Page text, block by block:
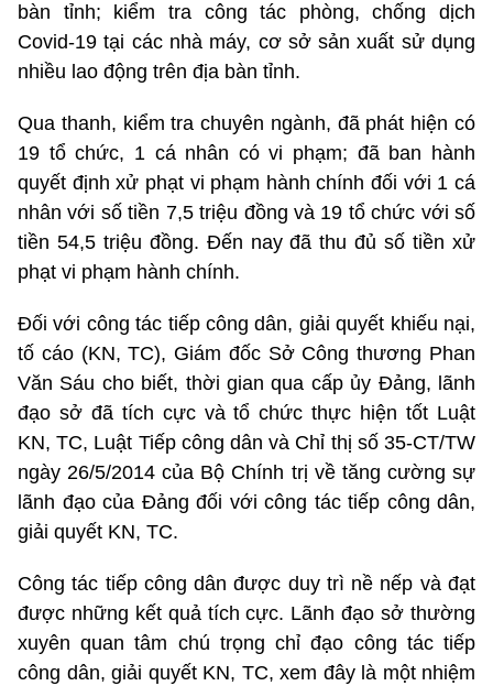
bàn tỉnh; kiểm tra công tác phòng, chống dịch
Covid-19 tại các nhà máy, cơ sở sản xuất sử dụng
nhiều lao động trên địa bàn tỉnh.
Qua thanh, kiểm tra chuyên ngành, đã phát hiện có
19 tổ chức, 1 cá nhân có vi phạm; đã ban hành
quyết định xử phạt vi phạm hành chính đối với 1 cá
nhân với số tiền 7,5 triệu đồng và 19 tổ chức với số
tiền 54,5 triệu đồng. Đến nay đã thu đủ số tiền xử
phạt vi phạm hành chính.
Đối với công tác tiếp công dân, giải quyết khiếu nại,
tố cáo (KN, TC), Giám đốc Sở Công thương Phan
Văn Sáu cho biết, thời gian qua cấp ủy Đảng, lãnh
đạo sở đã tích cực và tổ chức thực hiện tốt Luật
KN, TC, Luật Tiếp công dân và Chỉ thị số 35-CT/TW
ngày 26/5/2014 của Bộ Chính trị về tăng cường sự
lãnh đạo của Đảng đối với công tác tiếp công dân,
giải quyết KN, TC.
Công tác tiếp công dân được duy trì nề nếp và đạt
được những kết quả tích cực. Lãnh đạo sở thường
xuyên quan tâm chú trọng chỉ đạo công tác tiếp
công dân, giải quyết KN, TC, xem đây là một nhiệm